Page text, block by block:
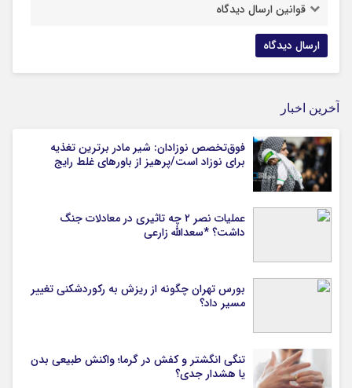
قوانین ارسال دیدگاه
آخرین اخبار
فوق‌تخصص نوزادان: شیر مادر برترین تغذیه
برای نوزاد است/پرهیز از باورهای غلط رایج
عملیات نصر ۲ چه تاثیری در معادلات جنگ
داشت؟ *سعدالله زارعی
بورس تهران چگونه از ریزش به رکوردشکنی تغییر
مسیر داد؟
تنگی انگشتر و کفش در گرما؛ واکنش طبیعی بدن
یا هشدار جدی؟